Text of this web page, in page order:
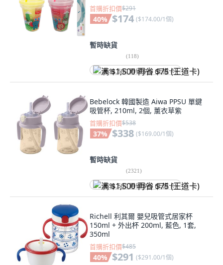
首購折扣價$291
40% $174 ($174.00/1個)
暫時缺貨
(118)
满 $1,500 再省 $75 (王道卡)
Bebelock 韓國製造 Aiwa PPSU 單鍵
吸管杯, 210ml, 2個, 薰衣草紫
首購折扣價$538
37% $338 ($169.00/1個)
暫時缺貨
(2321)
满 $1,500 再省 $75 (王道卡)
Richell 利其爾 嬰兒吸管式居家杯
150ml + 外出杯 200ml, 藍色, 1套,
350ml
首購折扣價$485
40% $291 ($291.00/1個)